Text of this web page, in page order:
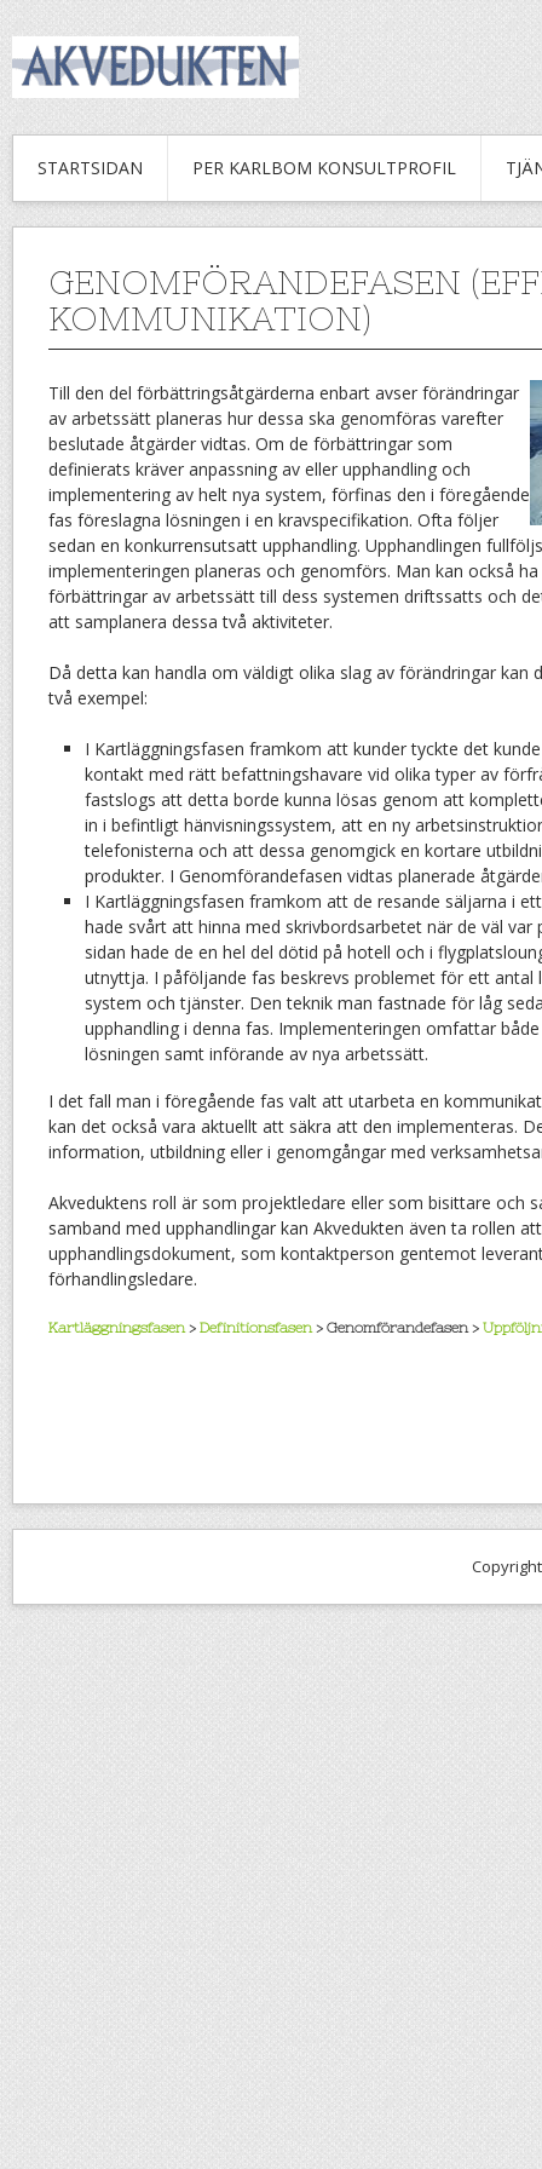
STARTSIDAN PER KARLBOM KONSULTPROFIL
GENOMFÖRANDEFASEN
KOMMUNIKATION)
Till den del förbättringsåtgärderna enbart avser förändringar
av arbetssätt planeras hur dessa ska genomföras varefter
beslutade åtgärder vidtas. Om de förbättringar som
definierats kräver anpassning av eller upphandling och
implementering av helt nya system, förfinas den i föregående
fas föreslagna lösningen i en kravspecifikation. Ofta följer
sedan en konkurrensutsatt upphandling. Upphandlingen
implementeringen planeras och genomförs. Man kan också
förbättringar av arbetssätt till dess systemen driftssatts och
att samplanera dessa två aktiviteter.
Då detta kan handla om väldigt olika slag av förändringar kan
två exempel:
I Kartläggningsfasen framkom att kunder tyckte det
kontakt med rätt befattningshavare vid olika typer av
fastslogs att detta borde kunna lösas genom att
in i befintligt hänvisningssystem, att en ny
telefonisterna och att dessa genomgick en kortare
produkter. I Genomförandefasen vidtas planerade
I Kartläggningsfasen framkom att de resande säljarna i
hade svårt att hinna med skrivbordsarbetet när de väl var
sidan hade de en hel del dötid på hotell och i
utnyttja. I påföljande fas beskrevs problemet för ett antal
system och tjänster. Den teknik man fastnade för låg
upphandling i denna fas. Implementeringen omfattar
lösningen samt införande av nya arbetssätt.
I det fall man i föregående fas valt att utarbeta en
kan det också vara aktuellt att säkra att den implementeras.
information, utbildning eller i genomgångar med
Akveduktens roll är som projektledare eller som bisittare och
samband med upphandlingar kan Akvedukten även ta rollen
upphandlingsdokument, som kontaktperson gentemot
förhandlingsledare.
Kartläggningsfasen> Definitionsfasen> Genomförandefasen >